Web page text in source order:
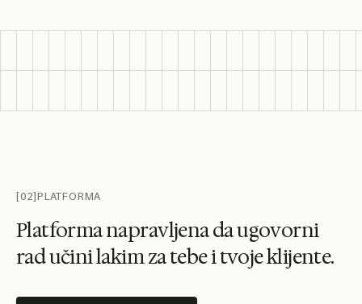
[02]PLATFORMA
Platformanapravljenadaugovorni
radučinilakimzatebeitvojeklijente.